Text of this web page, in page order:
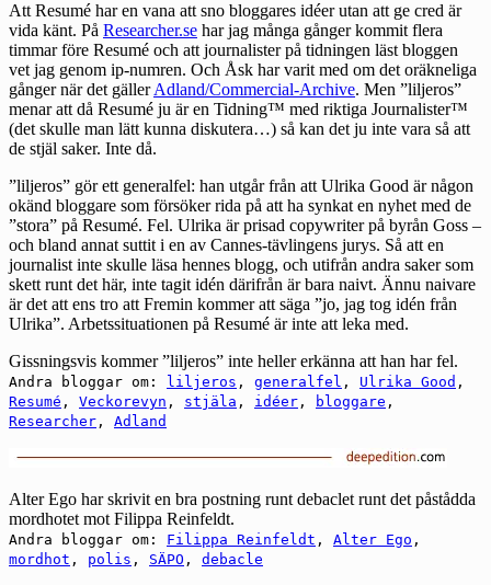
Att Resumé har en vana att sno bloggares idéer utan att ge cred är
vida känt. På Researcher.se har jag många gånger kommit flera
timmar före Resumé och att journalister på tidningen läst bloggen
vet jag genom ip-numren. Och Åsk har varit med om det oräkneliga
gånger när det gällerAdland/Commercial-Archive. Men ”liljeros”
menar att då Resumé ju är en Tidning™ med riktiga Journalister™
(det skulle man lätt kunna diskutera…) så kan det ju inte vara så att
de stjäl saker. Inte då.
”liljeros” gör ett generalfel: han utgår från att Ulrika Good är någon
okänd bloggare som försöker rida på att ha synkat en nyhet med de
”stora” på Resumé. Fel. Ulrika är prisad copywriter på byrån Goss –
och bland annat suttit i en av Cannes-tävlingens jurys. Så att en
journalist inte skulle läsa hennes blogg, och utifrån andra saker som
skett runt det här, inte tagit idén därifrån är bara naivt. Ännu naivare
är det att ens tro att Fremin kommer att säga ”jo, jag tog idén från
Ulrika”. Arbetssituationen på Resumé är inte att leka med.
Gissningsvis kommer ”liljeros” inte heller erkänna att han har fel.
Andra bloggar om: liljeros , generalfel , Ulrika Good ,
Resumé , Veckorevyn , stjäla , idéer , bloggare ,
Researcher , Adland
Alter Ego har skrivit en bra postning runt debaclet runt det påstådda
mordhotet mot Filippa Reinfeldt.
Andra bloggar om: Filippa Reinfeldt , Alter Ego ,
mordhot , polis , SÄPO , debacle